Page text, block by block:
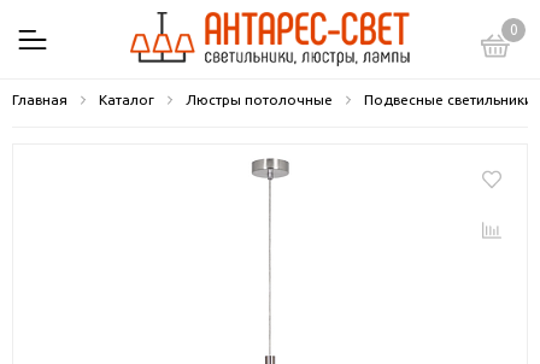
0
Главная Каталог Люстры потолочные Подвесные светильники